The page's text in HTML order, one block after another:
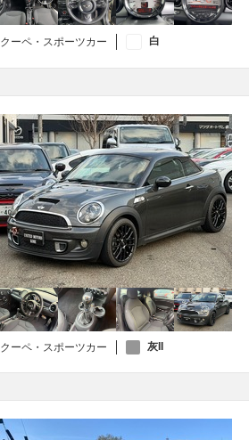
クーペ・スポーツカー 白
クーペ・スポーツカー 灰II